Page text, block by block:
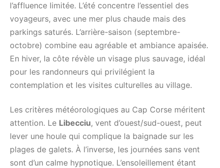
l’affluence limitée. L’été concentre l’essentiel des
voyageurs, avec une mer plus chaude mais des
parkings saturés. L’arrière-saison (septembre-
octobre) combine eau agréable et ambiance apaisée.
En hiver, la côte révèle un visage plus sauvage, idéal
pour les randonneurs qui privilégient la
contemplation et les visites culturelles au village.
Les critères météorologiques au Cap Corse méritent
attention. Le Libecciu, vent d’ouest/sud-ouest, peut
lever une houle qui complique la baignade sur les
plages de galets. À l’inverse, les journées sans vent
sont d’un calme hypnotique. L’ensoleillement étant